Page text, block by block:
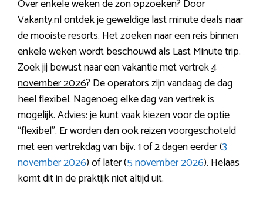
Over enkele weken de zon opzoeken? Door
Vakanty.nl ontdek je geweldige last minute deals naar
de mooiste resorts. Het zoeken naar een reis binnen
enkele weken wordt beschouwd als Last Minute trip.
Zoek jij bewust naar een vakantie met vertrek4
november 2026? De operators zijn vandaag de dag
heel flexibel. Nagenoeg elke dag van vertrek is
mogelijk. Advies: je kunt vaak kiezen voor de optie
“flexibel”. Er worden dan ook reizen voorgeschoteld
met een vertrekdag van bijv. 1 of 2 dagen eerder (3
november 2026) of later (5 november 2026). Helaas
komt dit in de praktijk niet altijd uit.